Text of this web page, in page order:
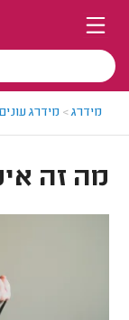
מידרג> מידרג עונים
מה זה